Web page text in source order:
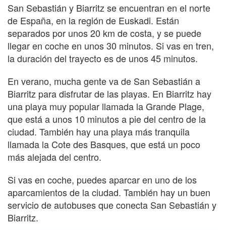
San Sebastián y Biarritz se encuentran en el norte
de España, en la región de Euskadi. Están
separados por unos 20 km de costa, y se puede
llegar en coche en unos 30 minutos. Si vas en tren,
la duración del trayecto es de unos 45 minutos.
En verano, mucha gente va de San Sebastián a
Biarritz para disfrutar de las playas. En Biarritz hay
una playa muy popular llamada la Grande Plage,
que está a unos 10 minutos a pie del centro de la
ciudad. También hay una playa más tranquila
llamada la Cote des Basques, que está un poco
más alejada del centro.
Si vas en coche, puedes aparcar en uno de los
aparcamientos de la ciudad. También hay un buen
servicio de autobuses que conecta San Sebastián y
Biarritz.